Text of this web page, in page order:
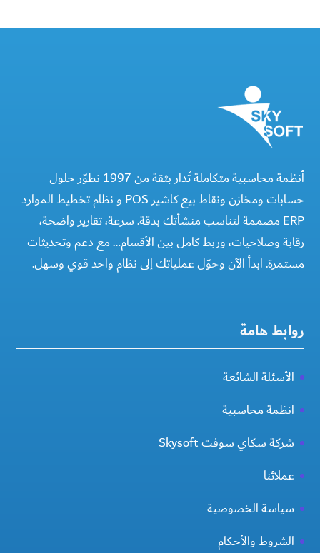
أنظمة محاسبية متكاملة تُدار بثقة من 1997 نطوّر حلول
حسابات ومخازن ونقاط بيع كاشير POS و نظام تخطيط الموارد
ERP مصممة لتناسب منشأتك بدقة. سرعة، تقارير واضحة،
رقابة وصلاحيات، وربط كامل بين الأقسام… مع دعم وتحديثات
مستمرة. ابدأ الآن وحوّل عملياتك إلى نظام واحد قوي وسهل.
روابط هامة
الأسئلة الشائعة
انظمة محاسبية
شركة سكاي سوفت Skysoft
عملائنا
سياسة الخصوصية
الشروط والأحكام